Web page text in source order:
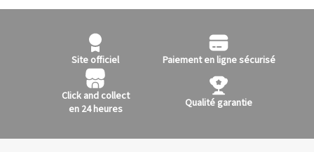
Site officiel Paiement en ligne sécurisé
Click and collect
en 24 heures
Qualité garantie